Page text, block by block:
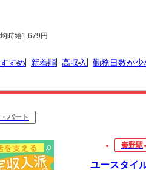
時給1,679円
すめ 新着順 高収入 勤務日数が少
パート
秦野駅
ユースタイ